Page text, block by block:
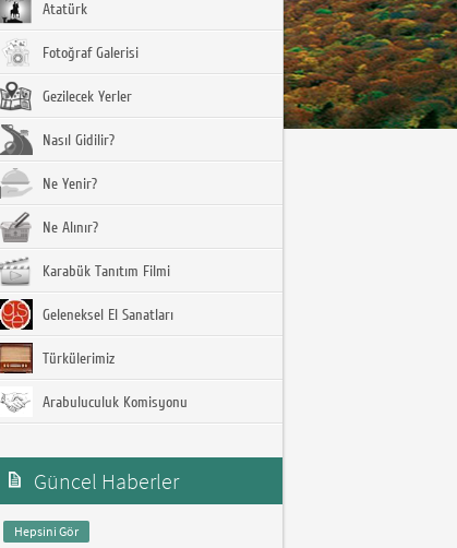
Atatürk
Fotoğraf Galerisi
Gezilecek Yerler
Nasıl Gidilir?
Ne Yenir?
Ne Alınır?
Karabük Tanıtım Filmi
Geleneksel El Sanatları
Türkülerimiz
Arabuluculuk Komisyonu
Güncel Haberler
Hepsini Gör